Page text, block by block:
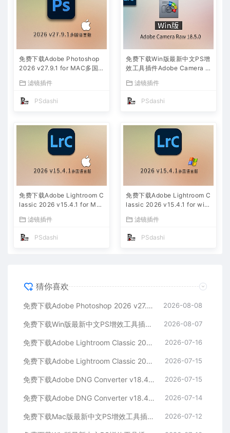
免费下载Adobe Photoshop
2026 v27.9.1 for MAC多国
激活一键安装包Ai智能修图设
计师平面设计工具
滤镜插件
PSdashi
免费下载Win版最新中文PS增
效工具插件Adobe Camera R
后期一键安装包预设Lrc照片
文件文档格式打开处理编辑
滤镜插件
PSdashi
免费下载Adobe Lightroom C
lassic 2026 v15.4.1 for Mac
安装包摄影后期照片图片编辑
滤镜插件
PSdashi
免费下载Adobe Lightroom C
lassic 2026 v15.4.1 for win
安装包摄影后期照片图片编辑
滤镜插件
PSdashi
猜你喜欢
免费下载Adobe Photoshop 2026 v27.9.1 for MAC多国语言版正式中文最新PS软件激活一键安装包Ai智能修图设计师平面设计工具 2026-08-08
免费下载Win版最新中文PS增效工具插件Adobe Camera Raw 2026 ACR v18.5.0 摄影后期一键安装包预设Lrc照片文件文档格式打开处理编辑 2026-08-07
免费下载Adobe Lightroom Classic 2026 v15.4.1 for Mac多国语言版中文LrC软件激活安装包摄影后期照片图片编辑工具 2026-07-16
免费下载Adobe Lightroom Classic 2026 v15.4.1 for win多国语言版中文LrC软件激活安装包摄影后期照片图片编辑工具 2026-07-15
免费下载Adobe DNG Converter v18.4.1 for Mac多国语言中文版安装包图片RAW相机照片格式转换器Lrc数字负片PS插件软件工具 2026-07-15
免费下载Adobe DNG Converter v18.4.1 for Win多国语言中文版安装包图片RAW相机照片格式转换器Lrc数字负片PS插件软件工具 2026-07-14
免费下载Mac版最新中文PS增效工具插件Adobe Camera Raw 2026 ACR v18.4.1 摄影后期一键安装包预设Lrc照片文件文档格式打开处理编辑 2026-07-12